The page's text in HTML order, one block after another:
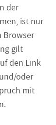
der
ist nur
Browser
gilt
den Link
oder
mit